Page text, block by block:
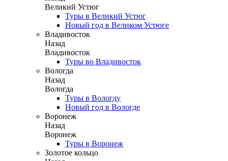
Великий Устюг
Туры в Великий Устюг
Новый год в Великом Устюге
Владивосток
Назад
Владивосток
Туры во Владивосток
Вологда
Назад
Вологда
Туры в Вологду
Новый год в Вологде
Воронеж
Назад
Воронеж
Туры в Воронеж
Золотое кольцо